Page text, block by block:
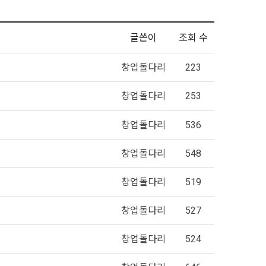
글쓴이 조회 수
창업돌다리 223
창업돌다리 253
창업돌다리 536
창업돌다리 548
창업돌다리 519
창업돌다리 527
창업돌다리 524